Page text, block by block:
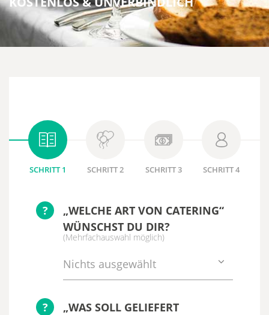
SCHRITT 1 SCHRITT 2 SCHRITT 3 SCHRITT 4
?
„WELCHE ART VON CATERING“
WÜNSCHST DU DIR?
(Mehrfachauswahl möglich)
Nichts ausgewählt
?
„WAS SOLL GELIEFERT